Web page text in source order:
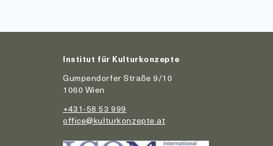
Institut für Kulturkonzepte
Gumpendorfer Straße 9/10
1060 Wien
+431-58 53 999
office@kulturkonzepte.at